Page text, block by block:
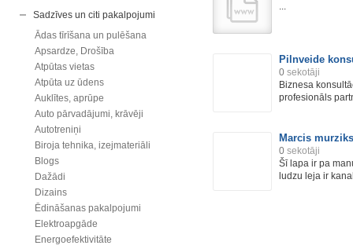
Sadzīves un citi pakalpojumi
Ādas tīrīšana un pulēšana
Apsardze, Drošība
Atpūtas vietas
Atpūta uz ūdens
Auklītes, aprūpe
Auto pārvadājumi, krāvēji
Autotreniņi
Biroja tehnika, izejmateriāli
Blogs
Dažādi
Dizains
Ēdināšanas pakalpojumi
Elektroapgāde
Energoefektivitāte
...
Pilnveide
0 sekotāji
Biznesa
profesionāls
Marcis murziks
0 sekotāji
Šī lapa ir pa
ludzu leja ir